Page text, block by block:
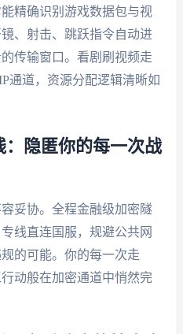
精确识别游戏数据包与视
、射击、跳跃指令自动进
传输窗口。看剧刷视频走
通道，资源分配逻辑清晰如
隐匿你的每一次战
妥协。全程金融级加密隧
线直连国服，规避公共网
的可能。你的每一次走
动般在加密通道中悄然完